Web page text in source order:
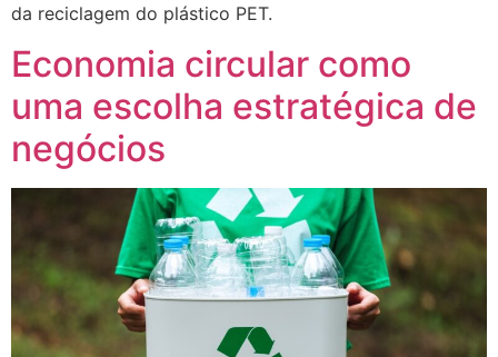
da reciclagem do plástico PET.
Economia circular como
uma escolha estratégica de
negócios